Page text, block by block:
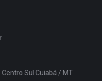
Sul Cuiabá / MT